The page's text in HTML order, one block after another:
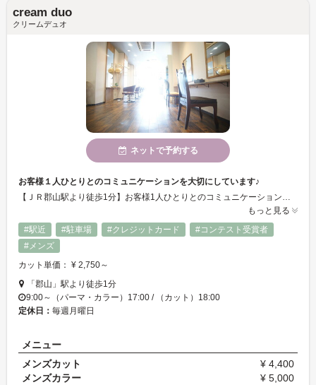
cream duo
クリームデュオ
ネットで予約する
お客様１人ひとりとのコミュニケーションを大切にしています♪
【ＪＲ郡山駅より徒歩1分】お客様1人ひとりとのコミュニケーションを重視してます♪気軽に髪の悩みを言って頂ける空気と確かな技術と知識を兼ね備えてますので安心してお任せ下さい！ そして明るく楽しいスタッフばかりなので心もスッキリするはずです♪
もっと見る
#駅近
#駐車場 #クレジットカード
#コンテスト受賞者
#メンズ
カット単価： ¥ 2,750～
「郡山」駅より徒歩1分
9:00～（パーマ・カラー）17:00 / （カット）18:00
定休日： 毎週月曜日
メニュー
メンズカット
¥ 4,400
メンズカラー
¥ 5,000